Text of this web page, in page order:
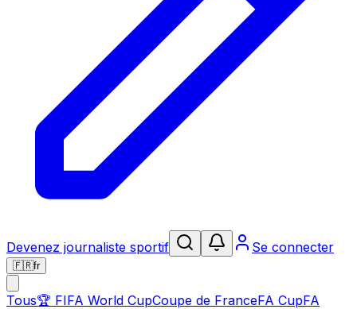
Devenez journaliste sportif Se connecter
🇫🇷fr
Tous🏆 FIFA World CupCoupe de FranceFA CupFA